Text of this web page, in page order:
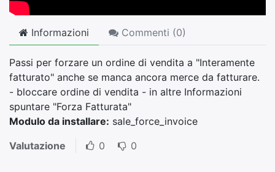
Informazioni Commenti (0)
Passi per forzare un ordine di vendita a "Interamente
fatturato" anche se manca ancora merce da fatturare.
- bloccare ordine di vendita - in altre Informazioni
spuntare "Forza Fatturata"
Modulo da installare: sale_force_invoice
Valutazione
0 0